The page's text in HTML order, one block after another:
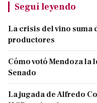
Seguí leyendo
La crisis del vino suma
productores
Cómo votó Mendoza la
Senado
La jugada de Alfredo